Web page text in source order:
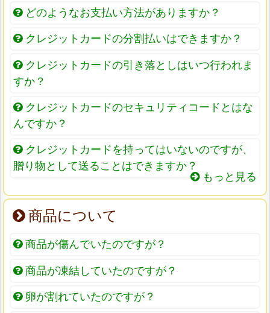
どのようなお支払い方法がありますか？
クレジットカードの分割払いはできますか？
クレジットカードの引き落としはいつ行われま
すか？
クレジットカードのセキュリティコードとはな
んですか？
クレジットカードを持ってはいないのですが、
贈り物として送ることはできますか？
もっと見る
商品について
商品が傷んでいたのですが？
商品が凍結していたのですが？
卵が割れていたのですが？